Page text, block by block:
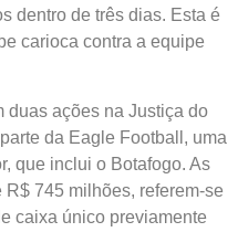
dentro de três dias. Esta é
carioca contra a equipe
duas ações na Justiça do
da Eagle Football, uma
que inclui o Botafogo. As
745 milhões, referem-se
caixa único previamente